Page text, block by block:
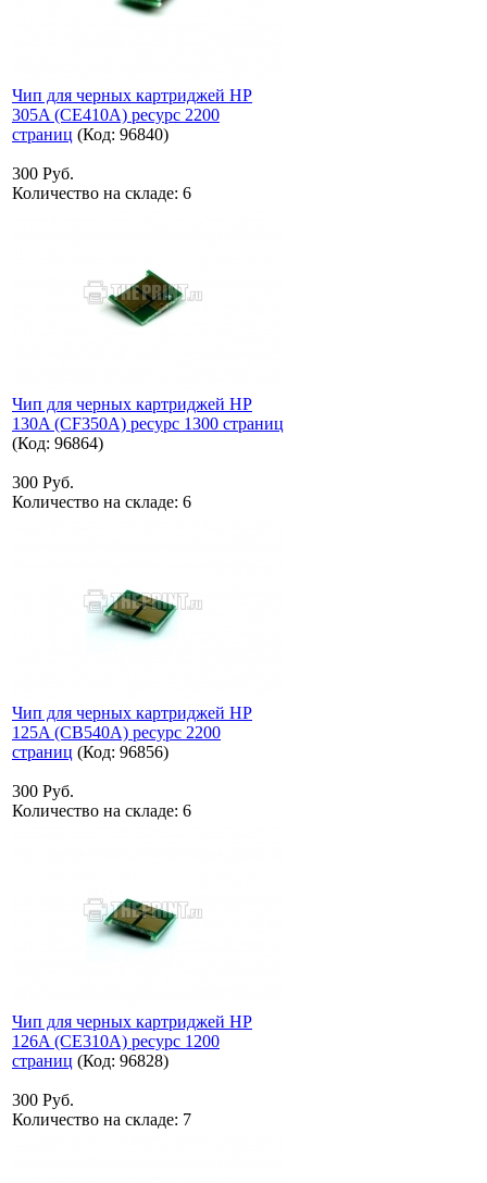
Чип для черных картриджей HP
305A (CE410A) ресурс 2200
страниц (Код: 96840)
300 Руб.
Количество на складе: 6
Чип для черных картриджей HP
130A (CF350A) ресурс 1300 страниц
(Код: 96864)
300 Руб.
Количество на складе: 6
Чип для черных картриджей HP
125A (CB540A) ресурс 2200
страниц (Код: 96856)
300 Руб.
Количество на складе: 6
Чип для черных картриджей HP
126A (CE310A) ресурс 1200
страниц (Код: 96828)
300 Руб.
Количество на складе: 7